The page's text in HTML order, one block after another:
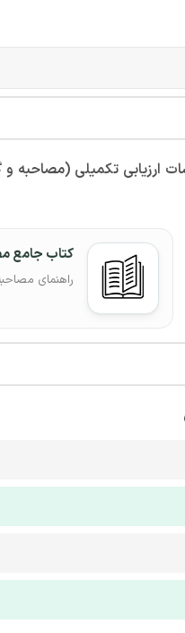
ارزیابی تکمیلی (مصاحبه
کتاب جامع
راهنمای